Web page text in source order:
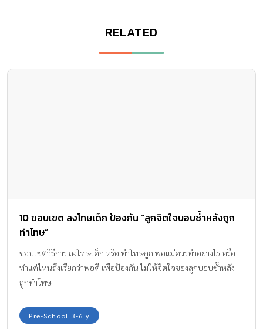
RELATED
10 ขอบเขต ลงโทษเด็ก ป้องกัน “ลูกจิตใจบอบช้ำหลังถูก
ทำโทษ”
ขอบเขตวิธีการ ลงโทษเด็ก หรือ ทำโทษลูก พ่อแม่ควรทำอย่างไร หรือ
ทำแค่ไหนถึงเรียกว่าพอดี เพื่อป้องกัน ไม่ให้จิตใจของลูกบอบช้ำหลัง
ถูกทำโทษ
Pre-School 3-6 y